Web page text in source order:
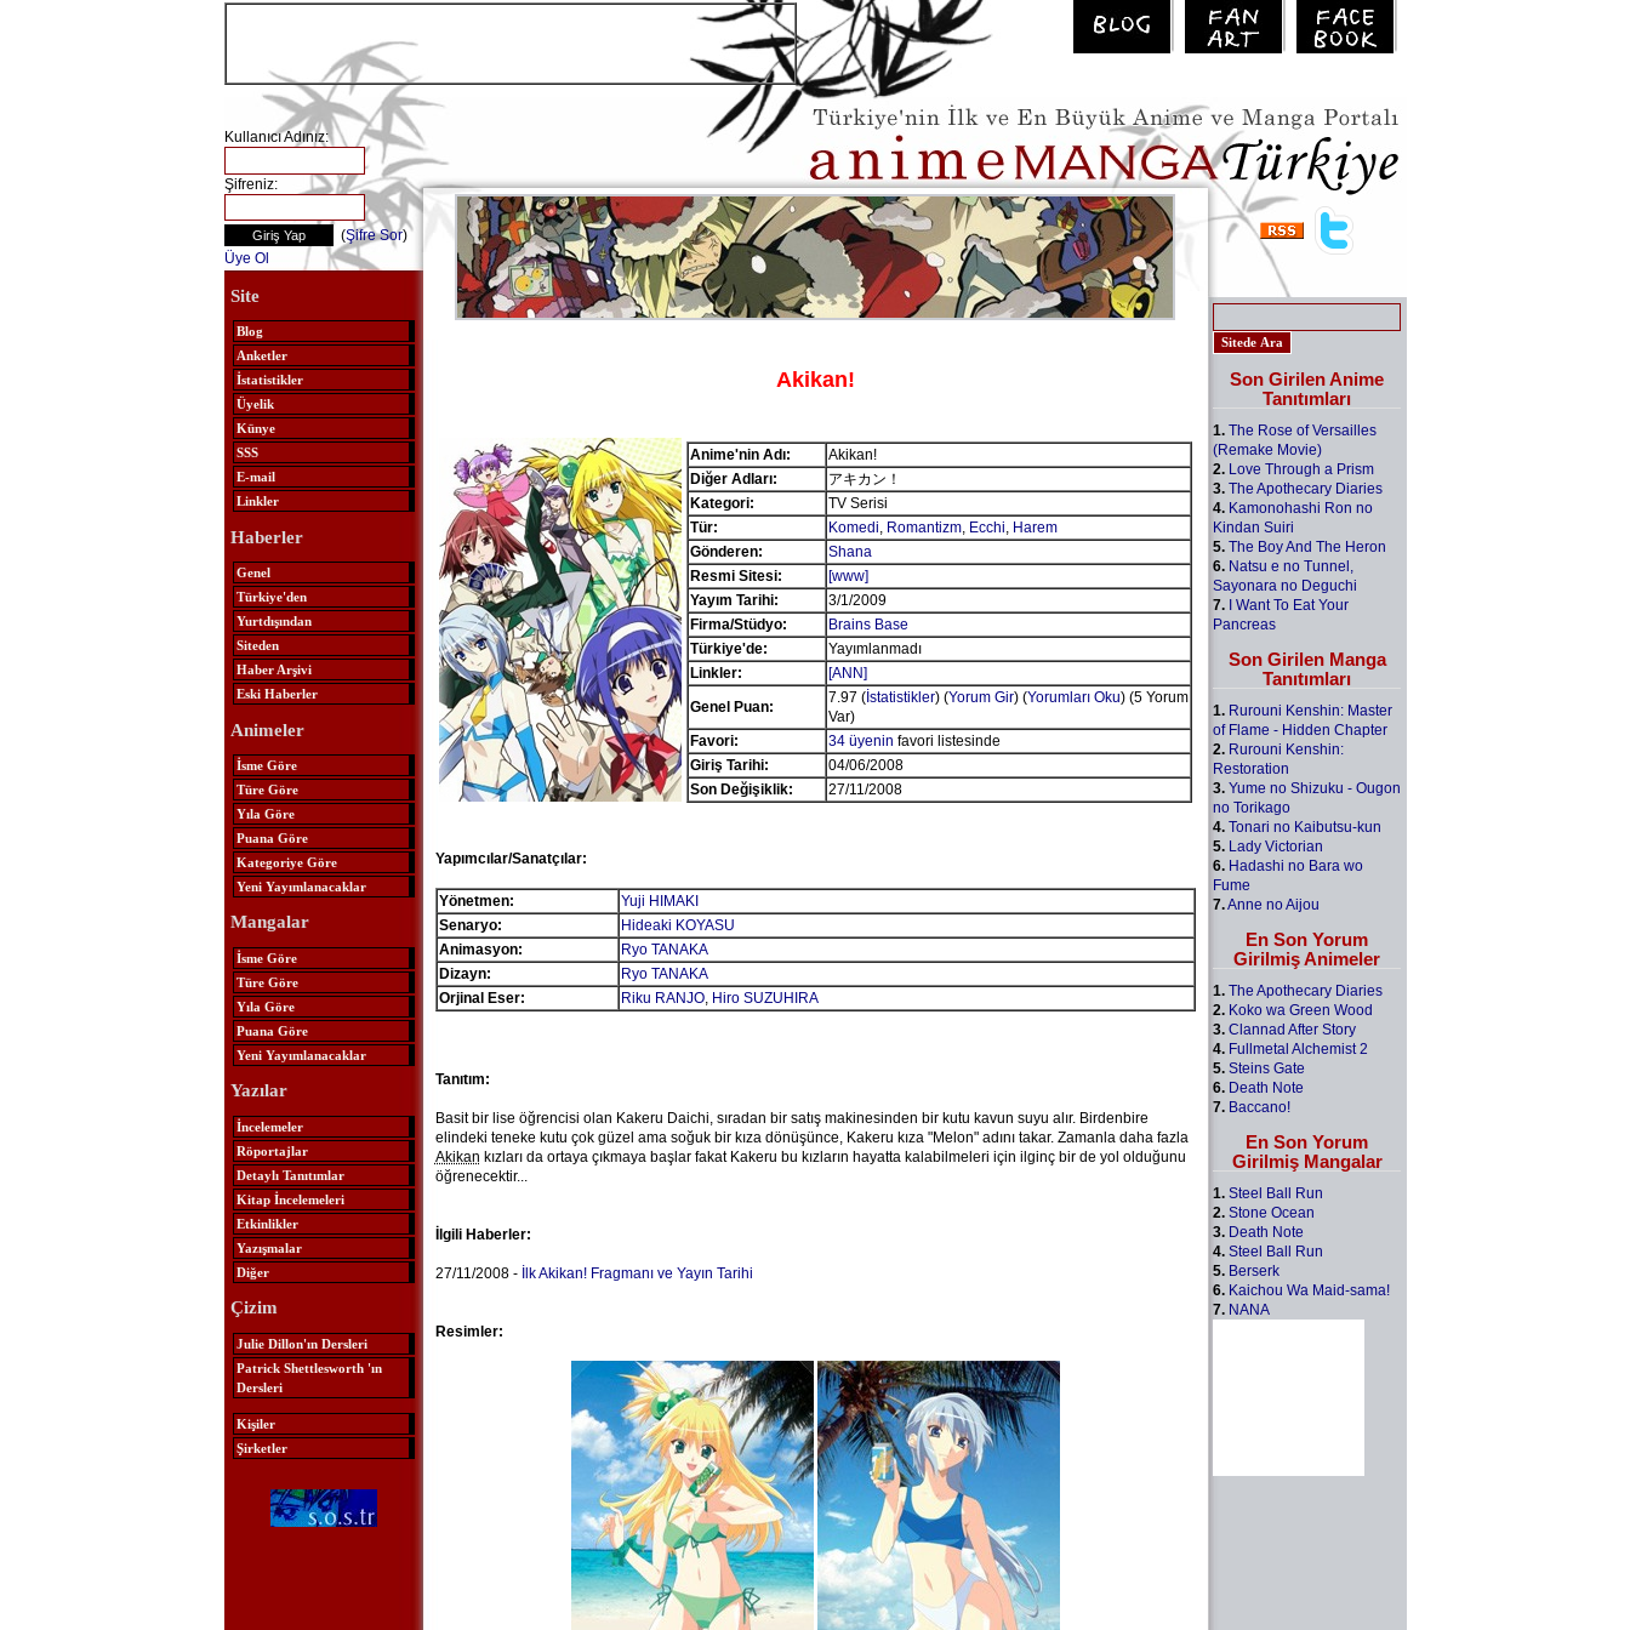
Kullanıcı Adınız:
Şifreniz:
(Şifre Sor)
Üye Ol
Site
Blog
Anketler
İstatistikler
Üyelik
Künye
SSS
E-mail
Linkler
Haberler
Genel
Türkiye'den
Yurtdışından
Siteden
Haber Arşivi
Eski Haberler
Animeler
İsme Göre
Türe Göre
Yıla Göre
Puana Göre
Kategoriye Göre
Yeni Yayımlanacaklar
Mangalar
İsme Göre
Türe Göre
Yıla Göre
Puana Göre
Yeni Yayımlanacaklar
Yazılar
İncelemeler
Röportajlar
Detaylı Tanıtımlar
Kitap İncelemeleri
Etkinlikler
Yazışmalar
Diğer
Çizim
Julie Dillon'ın Dersleri
Patrick Shettlesworth 'ın
Dersleri
Kişiler
Şirketler
Akikan!
Anime'nin Adı:
Akikan!
Diğer Adları:
アキカン！
Kategori:
TV Serisi
Tür:
Komedi, Romantizm, Ecchi, Harem
Gönderen:
Shana
Resmi Sitesi:
[www]
Yayım Tarihi:
3/1/2009
Firma/Stüdyo:
Brains Base
Türkiye'de:
Yayımlanmadı
Linkler:
[ANN]
Genel Puan:
7.97 (İstatistikler) (Yorum Gir) (Yorumları Oku) (5 Yorum
Var)
Favori:
34 üyenin favori listesinde
Giriş Tarihi:
04/06/2008
Son Değişiklik:
27/11/2008
Yapımcılar/Sanatçılar:
Yönetmen:
Yuji HIMAKI
Senaryo:
Hideaki KOYASU
Animasyon:
Ryo TANAKA
Dizayn:
Ryo TANAKA
Orjinal Eser:
Riku RANJO, Hiro SUZUHIRA
Tanıtım:
Basit bir lise öğrencisi olan Kakeru Daichi, sıradan bir satış makinesinden bir kutu kavun suyu alır. Birdenbire
elindeki teneke kutu çok güzel ama soğuk bir kıza dönüşünce, Kakeru kıza "Melon" adını takar. Zamanla daha fazla
Akikan kızları da ortaya çıkmaya başlar fakat Kakeru bu kızların hayatta kalabilmeleri için ilginç bir de yol olduğunu
öğrenecektir...
İlgili Haberler:
27/11/2008 - İlk Akikan! Fragmanı ve Yayın Tarihi
Resimler:
Son Girilen Anime
Tanıtımları
1. The Rose of Versailles
(Remake Movie)
2. Love Through a Prism
3. The Apothecary Diaries
4. Kamonohashi Ron no
Kindan Suiri
5. The Boy And The Heron
6. Natsu e no Tunnel,
Sayonara no Deguchi
7. I Want To Eat Your
Pancreas
Son Girilen Manga
Tanıtımları
1. Rurouni Kenshin: Master
of Flame - Hidden Chapter
2. Rurouni Kenshin:
Restoration
3. Yume no Shizuku - Ougon
no Torikago
4. Tonari no Kaibutsu-kun
5. Lady Victorian
6. Hadashi no Bara wo
Fume
7.Anne no Aijou
En Son Yorum
Girilmiş Animeler
1. The Apothecary Diaries
2. Koko wa Green Wood
3. Clannad After Story
4. Fullmetal Alchemist 2
5. Steins Gate
6. Death Note
7. Baccano!
En Son Yorum
Girilmiş Mangalar
1. Steel Ball Run
2. Stone Ocean
3. Death Note
4. Steel Ball Run
5. Berserk
6. Kaichou Wa Maid-sama!
7. NANA